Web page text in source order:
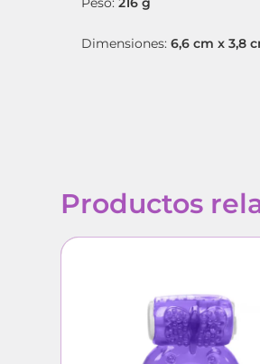
Dimensiones:6,6 cm x 3,8
Productos